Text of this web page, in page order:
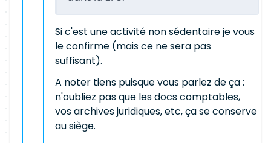
Si c'est une activité non sédentaire je vous
le confirme (mais ce ne sera pas
suffisant).
A noter tiens puisque vous parlez de ça :
n'oubliez pas que les docs comptables,
vos archives juridiques, etc, ça se conserve
au siège.